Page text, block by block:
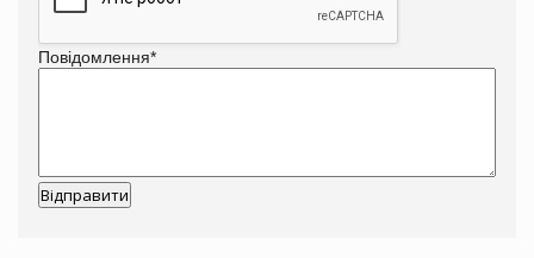
Повідомлення*